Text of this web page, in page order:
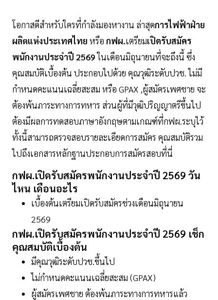
โอกาสดีสำหรับใครที่กำลังมองหางาน ล่าสุดการไฟฟ้าฝ่าย
ผลิตแห่งประเทศไทย หรือ กฟผ.เตรียมเปิดรับสมัคร
พนักงานประจำปี 2569ในเดือนมิถุนายนที่จะถึงนี้ ซึ่ง
คุณสมบัติเบื้องต้น ประกอบไปด้วย คุณวุฒิระดับปวช. ไม่มี
กำหนดคะแนนเฉลี่ยสะสม หรือ GPAX ,ผู้สมัครเพศชาย จะ
ต้องพ้นภาระทางการทหาร ส่วนผู้ที่มีวุฒิปริญญาตรีขึ้นไป
ต้องมีผลการทดสอบภาษาอังกฤษตามเกณฑ์ที่กฟผ.ระบุไว้
ทั้งนี้สามารถตรวจสอบรายละเอียดการสมัคร คุณสมบัติรวม
ไปถึงเอกสารหลักฐานประกอบการสมัครสอบที่นี่
กฟผ.เปิดรับสมัครพนักงานประจำปี 2569 วัน
ไหน เดือนอะไร
เบื้องต้นเตรียมเปิดรับสมัครช่วงเดือนมิถุนายน
2569
กฟผ.เปิดรับสมัครพนักงานประจำปี 2569 เช็ก
คุณสมบัติเบื้องต้น
มีคุณวุฒิระดับปวช.ขึ้นไป
ไม่กำหนดคะแนนเฉลี่ยสะสม (GPAX)
ผู้สมัครเพศชาย ต้องพ้นภาระทางการทหารแล้ว